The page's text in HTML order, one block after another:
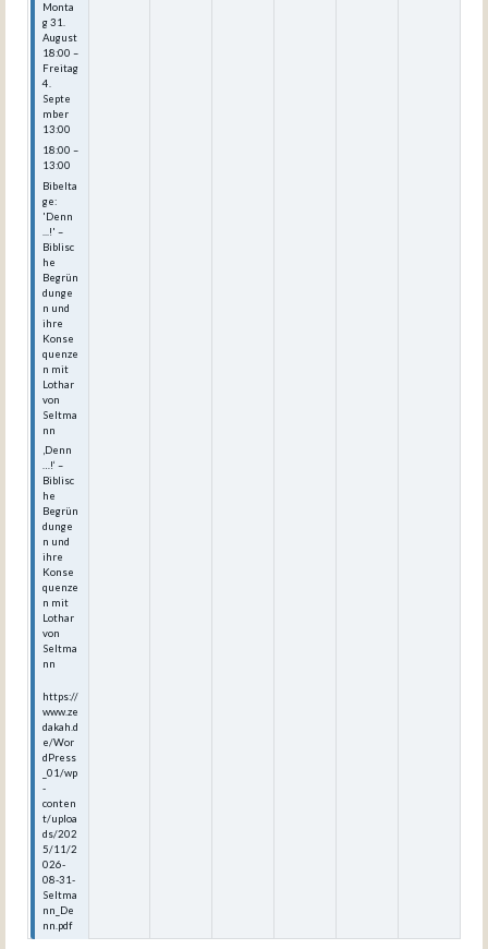
Monta
g31.
August
18:00 –
Freitag
4.
Septe
mber
13:00
18:00 –
13:00
Bibelta
ge:
'Denn
...!' –
Biblisc
he
Begrün
dunge
n und
ihre
Konse
quenze
n mit
Lothar
von
Seltma
nn
‚Denn
…!‘ –
Biblisc
he
Begrün
dunge
n und
ihre
Konse
quenze
n mit
Lothar
von
Seltma
nn
https://
www.ze
dakah.d
e/Wor
dPress
_01/wp
-
conten
t/uploa
ds/202
5/11/2
026-
08-31-
Seltma
nn_De
nn.pdf